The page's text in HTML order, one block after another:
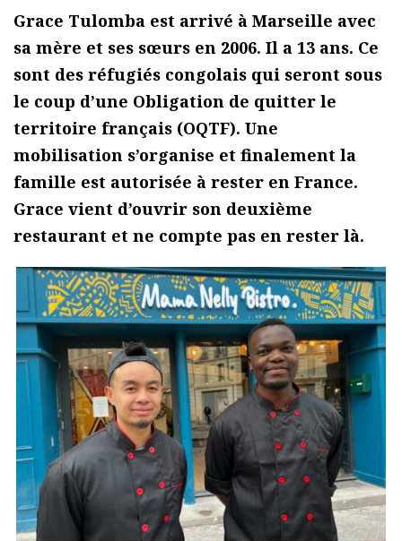
Grace Tulomba est arrivé à Marseille avec
sa mère et ses sœurs en 2006. Il a 13 ans. Ce
sont des réfugiés congolais qui seront sous
le coup d’une Obligation de quitter le
territoire français (OQTF). Une
mobilisation s’organise et finalement la
famille est autorisée à rester en France.
Grace vient d’ouvrir son deuxième
restaurant et ne compte pas en rester là.